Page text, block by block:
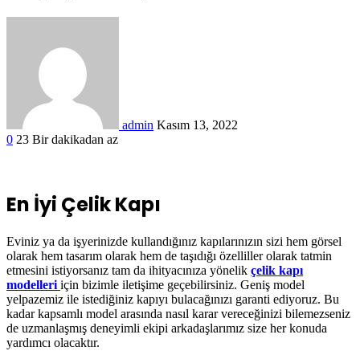
admin Kasım 13, 2022
0 23 Bir dakikadan az
En İyi Çelik Kapı
Eviniz ya da işyerinizde kullandığınız kapılarınızın sizi hem görsel
olarak hem tasarım olarak hem de taşıdığı özelliller olarak tatmin
etmesini istiyorsanız tam da ihityacınıza yönelik çelik kapı
modelleri için bizimle iletişime geçebilirsiniz. Geniş model
yelpazemiz ile istediğiniz kapıyı bulacağınızı garanti ediyoruz. Bu
kadar kapsamlı model arasında nasıl karar vereceğinizi bilemezseniz
de uzmanlaşmış deneyimli ekipi arkadaşlarımız size her konuda
yardımcı olacaktır.